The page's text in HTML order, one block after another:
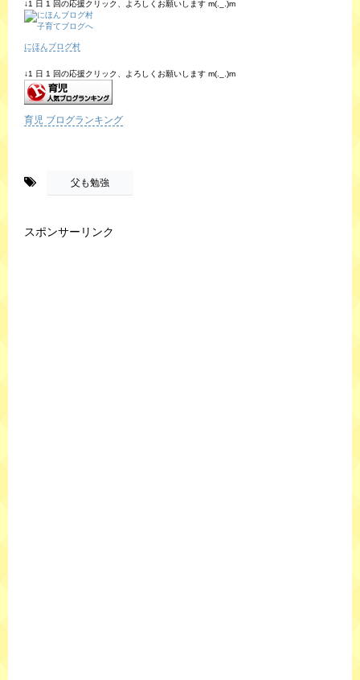
↓1 日 1 回の応援クリック、よろしくお願いします m(._.)m
にほんブログ村
↓1 日 1 回の応援クリック、よろしくお願いします m(._.)m
育児 ブログランキング
父も勉強
スポンサーリンク